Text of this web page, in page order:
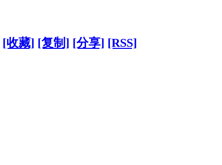
[收藏] [复制] [分享] [RSS]